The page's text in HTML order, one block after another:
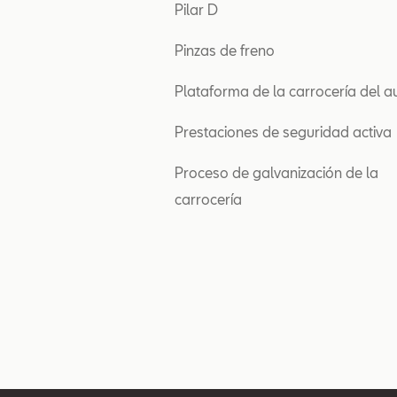
Pilar D
Pinzas de freno
Plataforma de la carrocería del
Prestaciones de seguridad activa
Proceso de galvanización de la
carrocería